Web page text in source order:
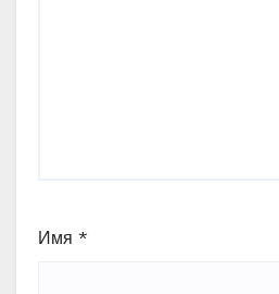
Имя *